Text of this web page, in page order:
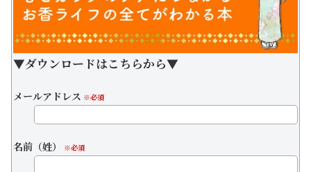
▼ダウンロードはこちらから▼
メールアドレス ※必須
名前（姓） ※必須